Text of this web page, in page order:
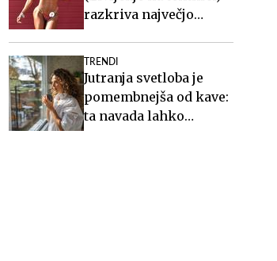
razkriva največjo
TRENDI
Jutranja svetloba je
pomembnejša od kave:
ta navada lahko